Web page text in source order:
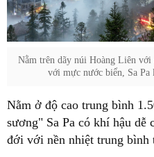
Nằm trên dãy núi Hoàng Liên
với mực nước biển, Sa Pa
Nằm ở độ cao trung bình
sương" Sa Pa có khí hậu dễ
đới với nền nhiệt trung bình